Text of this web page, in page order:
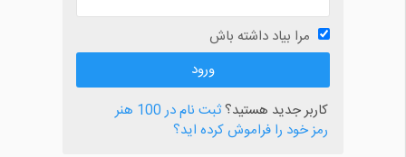
مرا بیاد داشته باش
کاربر جدید هستید؟ثبت نام در 100 هنر
رمز خود را فراموش کرده اید؟